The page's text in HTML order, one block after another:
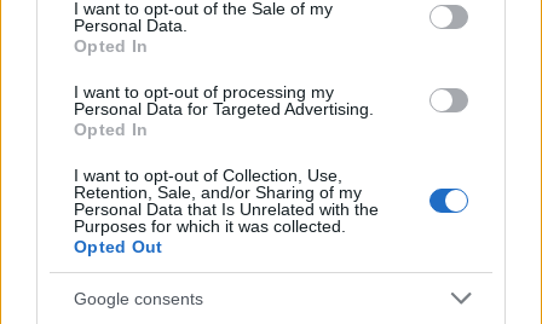
I want to opt-out of the Sale of my
Personal Data.
Opted In
I want to opt-out of processing my
Personal Data for Targeted Advertising.
Opted In
I want to opt-out of Collection, Use,
Retention, Sale, and/or Sharing of my
Personal Data that Is Unrelated with the
Purposes for which it was collected.
Opted Out
Google consents
kötelessége megvédeni a polgárait. A nyugati
demokratikus értékek iránt elkötelezett
államot egy kalap alá venni a
terrorszervezetekkel kimeríti az abszurditás
fogalmát.
Ez nem egy területi konfliktus,
hanem egy antiszemitizmussal